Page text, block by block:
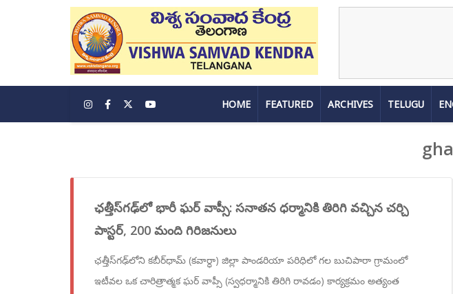
HOME FEATURED ARCHIVES TELUGU
ఛత్తీస్‌గఢ్‌లో భారీ ఘర్ వాప్సీ: సనాతన ధర్మానికి తిరిగి వచ్చిన చర్చి
పాస్టర్, 200 మంది గిరిజనులు
ఛత్తీస్‌గఢ్‌లోని కబీర్‌ధామ్ (కవార్ధా) జిల్లా పాండరియా పరిధిలో గల బుచిపారా గ్రామంలో
ఇటీవల ఒక చారిత్రాత్మక ఘర్ వాప్సీ (స్వధర్మానికి తిరిగి రావడం) కార్యక్రమం అత్యంత